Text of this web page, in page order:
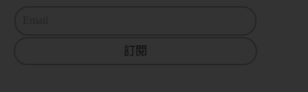
訂閱